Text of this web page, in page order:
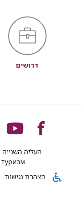
דרושים
של
העליה השנייה 8, חיפה
הצהרת נגישות